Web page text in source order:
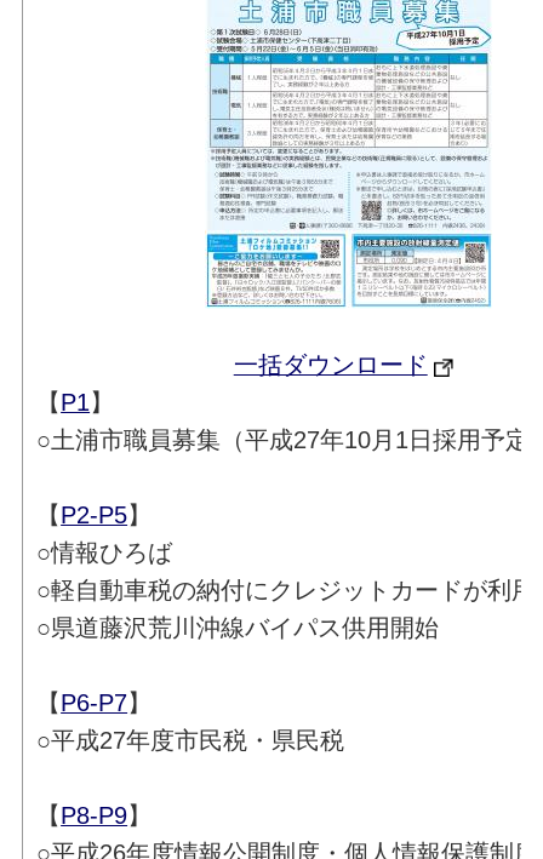
一括ダウンロード
【P1】
○土浦市職員募集（平成27年10月1日採用予定
【P2-P5】
○情報ひろば
○軽自動車税の納付にクレジットカードが利用
○県道藤沢荒川沖線バイパス供用開始
【P6-P7】
○平成27年度市民税・県民税
【P8-P9】
○平成26年度情報公開制度・個人情報保護制